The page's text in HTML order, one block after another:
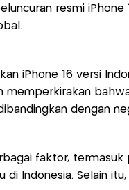
resmi iPhone
iPhone 16 versi
memperkirakan
dengan
faktor, termasuk
di Indonesia. Selain